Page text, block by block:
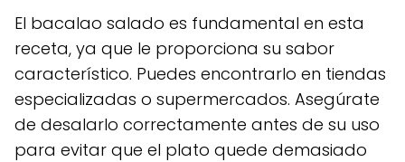
El bacalao salado es fundamental en esta
receta, ya que le proporciona su sabor
característico. Puedes encontrarlo en tiendas
especializadas o supermercados. Asegúrate
de desalarlo correctamente antes de su uso
para evitar que el plato quede demasiado